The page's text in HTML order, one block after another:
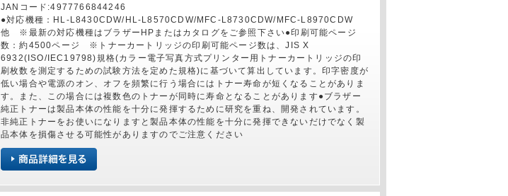
JANコード:4977766844246
●対応機種：HL-L8430CDW/HL-L8570CDW/MFC-L8730CDW/MFC-L8970CDW
他 ※最新の対応機種はブラザーHPまたはカタログをご参照下さい●印刷可能ページ
数：約4500ページ ※トナーカートリッジの印刷可能ページ数は、JIS X
6932(ISO/IEC19798)規格(カラー電子写真方式プリンター用トナーカートリッジの印
刷枚数を測定するための試験方法を定めた規格)に基づいて算出しています。印字密度が
低い場合や電源のオン、オフを頻繁に行う場合にはトナー寿命が短くなることがありま
す。また、この場合には複数色のトナーが同時に寿命となることがあります●ブラザー
純正トナーは製品本体の性能を十分に発揮するために研究を重ね、開発されています。
非純正トナーをお使いになりますと製品本体の性能を十分に発揮できないだけでなく製
品本体を損傷させる可能性がありますのでご注意ください